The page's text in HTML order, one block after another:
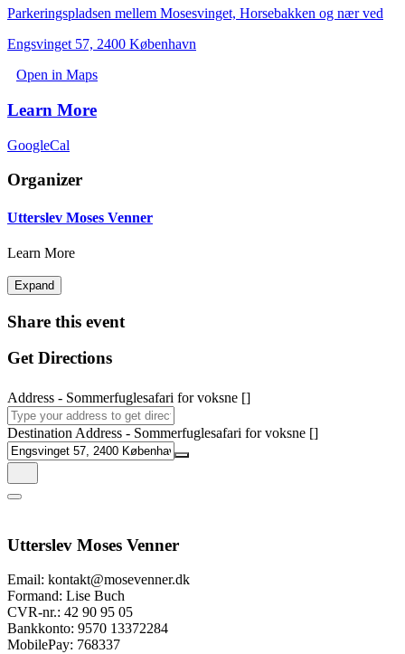
Parkeringspladsen mellem Mosesvinget, Horsebakken og nær ved
Engsvinget 57, 2400 København
Open in Maps
Learn More
GoogleCal
Organizer
Utterslev Moses Venner
Learn More
Expand
Share this event
Get Directions
Address - Sommerfuglesafari for voksne []
Destination Address - Sommerfuglesafari for voksne []
Utterslev Moses Venner
Email: kontakt@mosevenner.dk
Formand: Lise Buch
CVR-nr.: 42 90 95 05
Bankkonto: 9570 13372284
MobilePay: 768337